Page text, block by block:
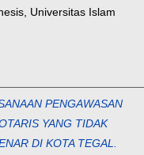
Universitas Islam
PENGAWASAN
YANG TIDAK
DI KOTA TEGAL.